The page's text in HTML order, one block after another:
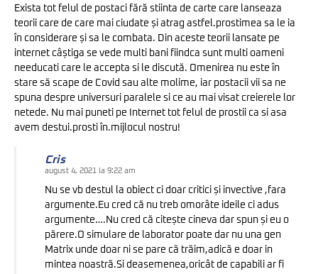
Exista tot felul de postaci fără stiinta de carte care lanseaza
teorii care de care mai ciudate și atrag astfel.prostimea sa le ia
în considerare și sa le combata. Din aceste teorii lansate pe
internet câștiga se vede multi bani fiindca sunt multi oameni
needucati care le accepta si le discută. Omenirea nu este în
stare să scape de Covid sau alte molime, iar postacii vii sa ne
spuna despre universuri paralele si ce au mai visat creierele lor
netede. Nu mai puneti pe Internet tot felul de prostii ca si asa
avem destui.prosti în.mijlocul nostru!
Cris
august 4, 2021 la 9:22 am
Nu se vb destul la obiect ci doar critici și invective ,fara
argumente.Eu cred că nu treb omorâte ideile ci adus
argumente….Nu cred că citește cineva dar spun și eu o
părere.O simulare de laborator poate dar nu una gen
Matrix unde doar ni se pare că trăim,adică e doar in
mintea noastră.Si deasemenea,oricât de capabili ar fi